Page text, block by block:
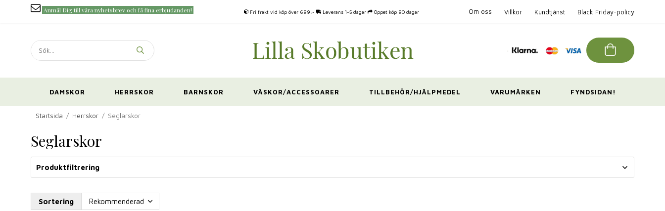
Anmäl Dig till våra nyhetsbrev och få fina erbjudanden! Fri frakt vid köp över 699:- Leverans 1-5 dagar Öppet köp 90 dagar Om oss Villkor Kundtjänst Black Friday-policy
DAMSKOR HERRSKOR BARNSKOR VÄSKOR/ACCESSOARER TILLBEHÖR/HJÄLPMEDEL VARUMÄRKEN FYNDSIDAN!
Startsida / Herrskor / Seglarskor
Seglarskor
Produktfiltrering
Sortering